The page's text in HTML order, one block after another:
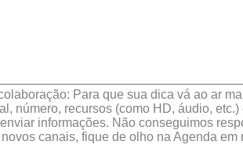
Para que sua dica vá ao ar
número, recursos (como HD, áudio,
informações. Não conseguimos
canais, fique de olho na Agenda em